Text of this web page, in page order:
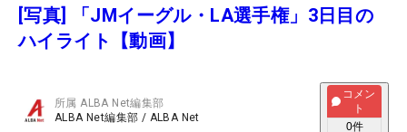
[写真] 「JMイーグル・LA選手権」3日目の
ハイライト【動画】
所属ALBA Net編集部
ALBA Net編集部 / ALBA Net
コメン
ト
0件